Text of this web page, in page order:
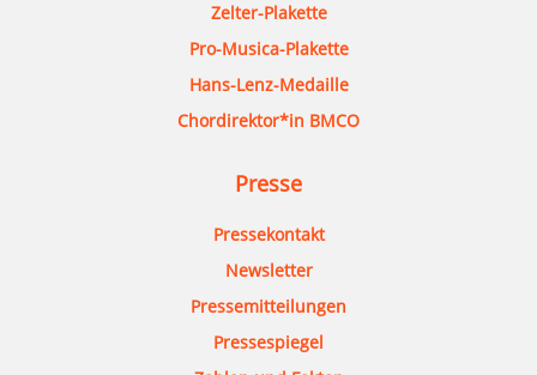
Zelter-Plakette
Pro-Musica-Plakette
Hans-Lenz-Medaille
Chordirektor*in BMCO
Presse
Pressekontakt
Newsletter
Pressemitteilungen
Pressespiegel